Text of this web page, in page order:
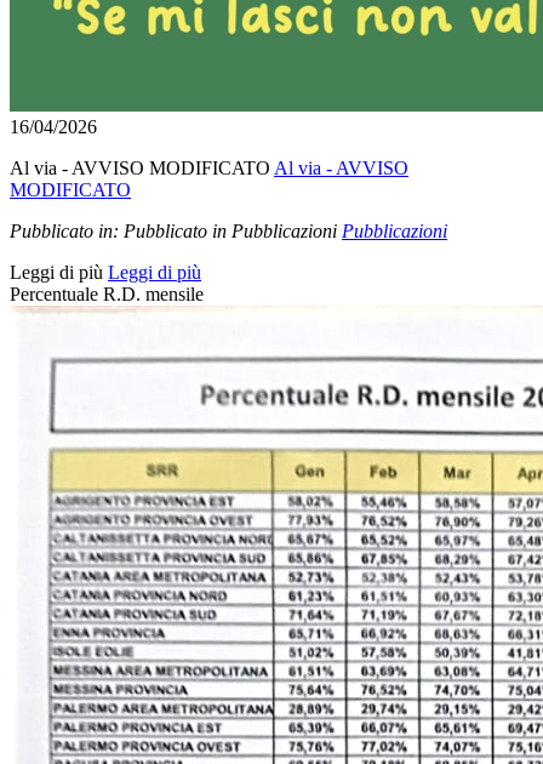
16/04/2026
Al via - AVVISO MODIFICATO Al via - AVVISO
MODIFICATO
Pubblicato in: Pubblicato in Pubblicazioni Pubblicazioni
Leggi di più Leggi di più
Percentuale R.D. mensile